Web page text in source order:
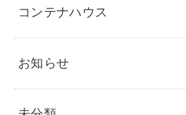
コンテナハウス
お知らせ